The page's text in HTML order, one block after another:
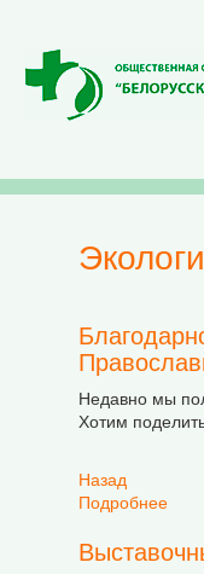
Недавно мы
Хотим
Назад
Подробнее